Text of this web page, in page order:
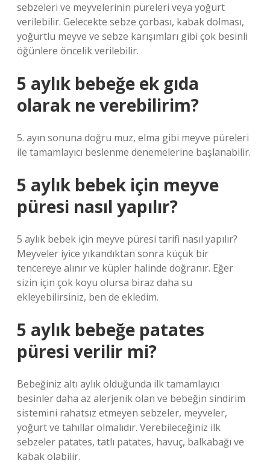
sebzeleri ve meyvelerinin püreleri veya yoğurt
verilebilir. Gelecekte sebze çorbası, kabak dolması,
yoğurtlu meyve ve sebze karışımları gibi çok besinli
öğünlere öncelik verilebilir.
5 aylık bebeğe ek gıda
olarak ne verebilirim?
5. ayın sonuna doğru muz, elma gibi meyve püreleri
ile tamamlayıcı beslenme denemelerine başlanabilir.
5 aylık bebek için meyve
püresi nasıl yapılır?
5 aylık bebek için meyve püresi tarifi nasıl yapılır?
Meyveler iyice yıkandıktan sonra küçük bir
tencereye alınır ve küpler halinde doğranır. Eğer
sizin için çok koyu olursa biraz daha su
ekleyebilirsiniz, ben de ekledim.
5 aylık bebeğe patates
püresi verilir mi?
Bebeğiniz altı aylık olduğunda ilk tamamlayıcı
besinler daha az alerjenik olan ve bebeğin sindirim
sistemini rahatsız etmeyen sebzeler, meyveler,
yoğurt ve tahıllar olmalıdır. Verebileceğiniz ilk
sebzeler patates, tatlı patates, havuç, balkabağı ve
kabak olabilir.